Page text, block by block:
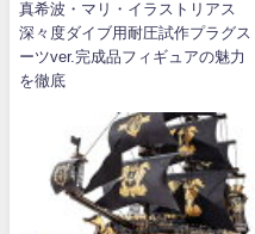
真希波・マリ・イラストリアス
深々度ダイブ用耐圧試作プラグス
ーツver.完成品フィギュアの魅力
を徹底